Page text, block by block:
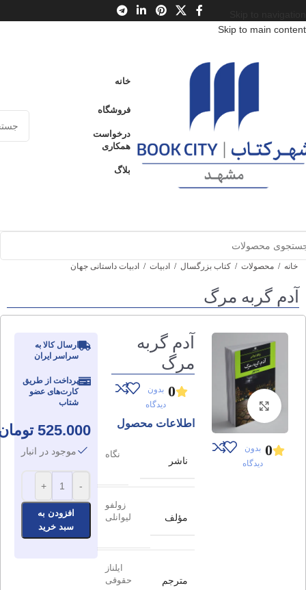
Skip to main content
خانه
فروشگاه
درخواست
همکاری
بلاگ
خانه / محصولات / کتاب بزرگسال / ادبیات / ادبیات داستانی جهان
آدم گربه مرگ
برای بزرگنمایی کلیک کنید
0 بدون
دیدگاه
آدم گربه
مرگ
0 بدون
دیدگاه
اطلاعات محصول
ناشر
نگاه
مؤلف
زولفو
لیوانلی
مترجم
ایلناز
حقوقی
ارسال کالا به
سراسر ایران
پرداخت از طریق
کارت‌های عضو
شتاب
525.000
موجود در انبار
-
+
افزودن به
سبد خرید